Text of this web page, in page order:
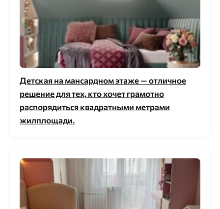
Детская на мансардном этаже — отличное
решение для тех, кто хочет грамотно
распорядиться квадратными метрами
жилплощади.